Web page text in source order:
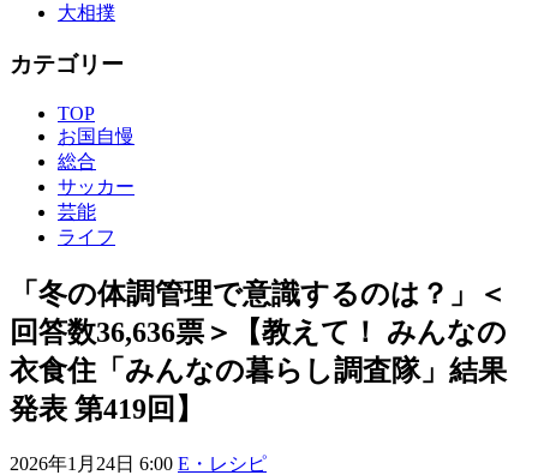
大相撲
カテゴリー
TOP
お国自慢
総合
サッカー
芸能
ライフ
「冬の体調管理で意識するのは？」＜
回答数36,636票＞【教えて！ みんなの
衣食住「みんなの暮らし調査隊」結果
発表 第419回】
2026年1月24日 6:00 E・レシピ